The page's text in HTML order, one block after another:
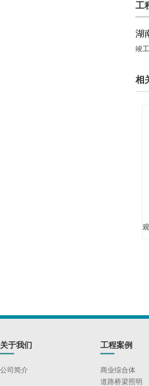
工
湖
竣
相
关于我们
公司简介
工程案例
商业综合体
道路桥梁照明